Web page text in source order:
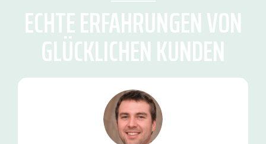
ECHTE ERFAHRUNGEN VON
GLÜCKLICHEN KUNDEN